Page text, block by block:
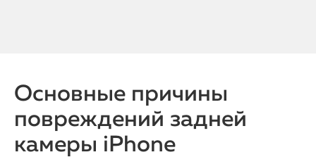
Основные причины
повреждений задней
камеры iPhone